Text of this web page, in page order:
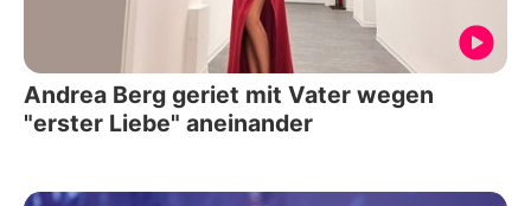
Andrea Berg geriet mit Vater wegen
"erster Liebe" aneinander